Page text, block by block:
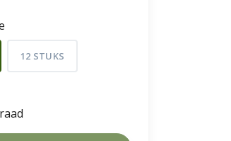
12 STUKS